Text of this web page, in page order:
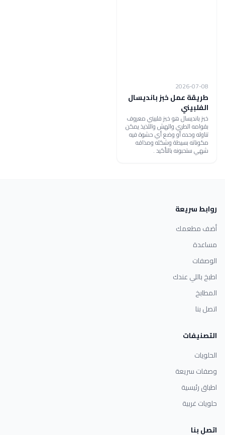
2026-07-08
طريقة عمل خبز بانديسال
الفلبيني
خبز بانديسال هو خبز فلبيني معروف
بقوامه الطري والهش واللذيذ يمكن
تناوله وحده أو وضع أي حشوة فيه
مكوناته بسيطة وشكله ومذاقه
شهي ستحبونه بالتأكيد .
روابط سريعة
أضف مطعمك
مساعدة
الوصفات
اطبخ باللي عندك
المطابخ
اتصل بنا
التصنيفات
الحلويات
وصفات سريعة
اطباق رئيسية
حلويات غربية
اتصل بنا